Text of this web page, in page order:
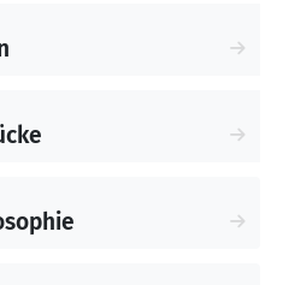
Wir